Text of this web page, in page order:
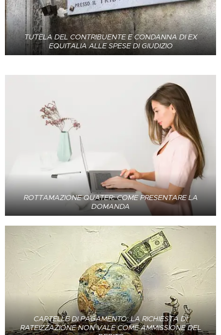
TUTELA DEL CONTRIBUENTE E CONDANNA DI EX
EQUITALIA ALLE SPESE DI GIUDIZIO
ROTTAMAZIONE QUATER: COME PRESENTARE LA
DOMANDA
CARTELLE DI PAGAMENTO: LA RICHIESTA DI
RATEIZZAZIONE NON VALE COME AMMISSIONE DEL